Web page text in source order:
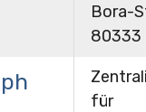
Bora-
80333
für